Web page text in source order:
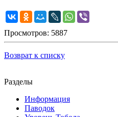
Просмотров: 5887
Возврат к списку
Разделы
Информация
Паводок